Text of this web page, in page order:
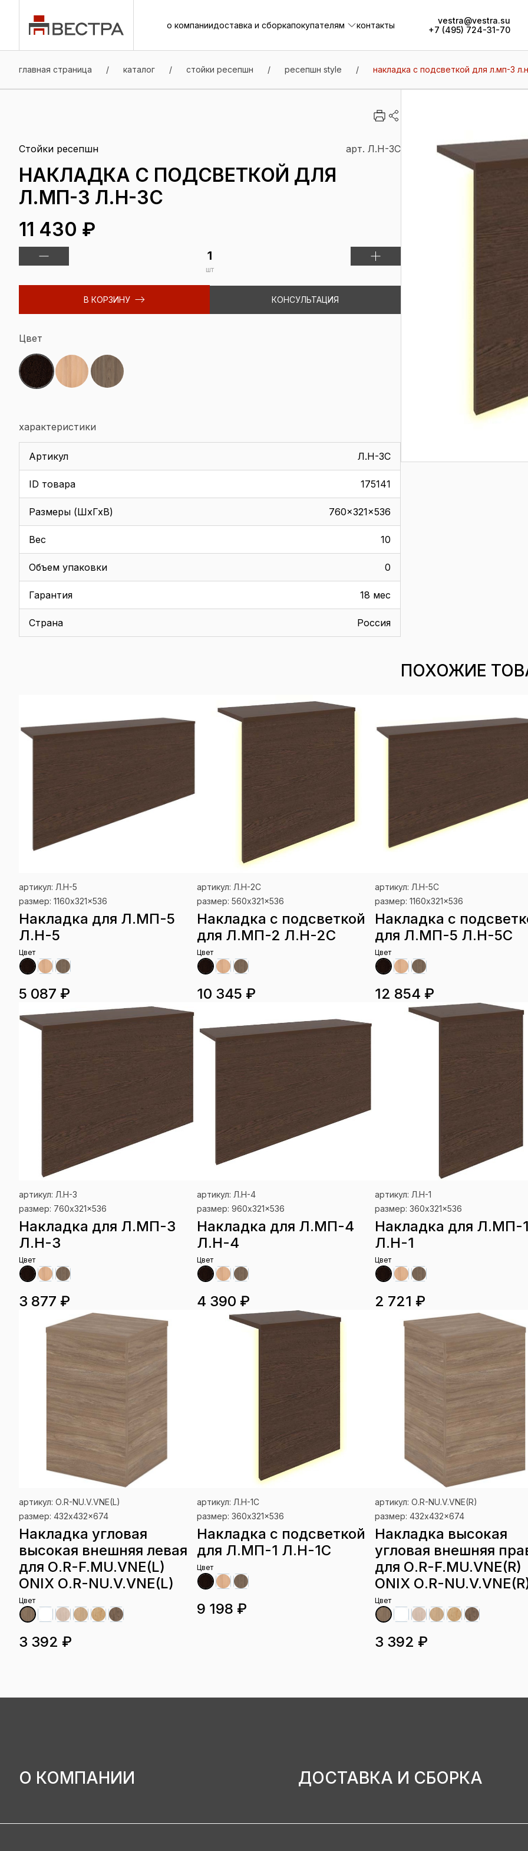
о компаниидоставка и сборкапокупателям
контакты
vestra@vestra.su
+7 (495) 724-31-70
главная страница / каталог / стойки ресепшн / ресепшн style / накладка с подсветкой для л.мп-3
Стойки ресепшн арт. Л.Н-3С
НАКЛАДКА С ПОДСВЕТКОЙ ДЛЯ
Л.МП-3 Л.Н-3С
11 430 ₽
шт
В КОРЗИНУ КОНСУЛЬТАЦИЯ
Цвет
характеристики
Артикул Л.Н-3С
ID товара 175141
Размеры (ШхГхВ) 760x321x536
Вес 10
Объем упаковки 0
Гарантия 18 мес
Страна Россия
ПОХОЖИЕ
артикул: Л.Н-5
размер: 1160x321x536
Накладка для Л.МП-5
Л.Н-5
Цвет
5 087 ₽
артикул: Л.Н-2С
размер: 560x321x536
Накладка с подсветкой
для Л.МП-2 Л.Н-2С
Цвет
10 345 ₽
артикул: Л.Н-5С
размер: 1160x321x536
Накладка с
для Л.МП-5 Л.Н-5С
Цвет
12 854 ₽
артикул: Л.Н-3
размер: 760x321x536
Накладка для Л.МП-3
Л.Н-3
Цвет
3 877 ₽
артикул: Л.Н-4
размер: 960x321x536
Накладка для Л.МП-4
Л.Н-4
Цвет
4 390 ₽
артикул: Л.Н-1
размер: 360x321x536
Накладка для Л.МП-
Л.Н-1
Цвет
2 721 ₽
артикул: О.R-NU.V.VNE(L)
размер: 432x432x674
Накладка угловая
высокая внешняя левая
для О.R-F.MU.VNE(L)
ONIX О.R-NU.V.VNE(L)
Цвет
3 392 ₽
артикул: Л.Н-1С
размер: 360x321x536
Накладка с подсветкой
для Л.МП-1 Л.Н-1С
Цвет
9 198 ₽
артикул: О.R-NU.V.VNE(R)
размер: 432x432x674
Накладка высокая
угловая внешняя
для О.R-F.MU.VNE(R)
ONIX О.R-
Цвет
3 392 ₽
О КОМПАНИИ ДОСТАВКА И СБОРКА